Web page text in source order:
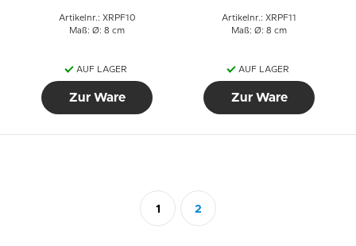
Artikelnr.: XRPF10
Maß: Ø: 8 cm
AUF LAGER
Zur Ware
Artikelnr.: XRPF11
Maß: Ø: 8 cm
AUF LAGER
Zur Ware
1 2